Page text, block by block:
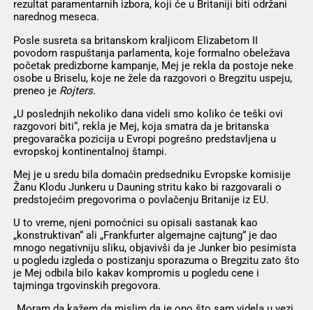
rezultat paramentarnih izbora, koji će u Britaniji biti održani
narednog meseca.
Posle susreta sa britanskom kraljicom Elizabetom II
povodom raspuštanja parlamenta, koje formalno obeležava
početak predizborne kampanje, Mej je rekla da postoje neke
osobe u Briselu, koje ne žele da razgovori o Bregzitu uspeju,
preneo je Rojters.
„U poslednjih nekoliko dana videli smo koliko će teški ovi
razgovori biti“, rekla je Mej, koja smatra da je britanska
pregovaračka pozicija u Evropi pogrešno predstavljena u
evropskoj kontinentalnoj štampi.
Mej je u sredu bila domaćin predsedniku Evropske komisije
Žanu Klodu Junkeru u Dauning stritu kako bi razgovarali o
predstojećim pregovorima o povlačenju Britanije iz EU.
U to vreme, njeni pomoćnici su opisali sastanak kao
„konstruktivan“ ali „Frankfurter algemajne cajtung“ je dao
mnogo negativniju sliku, objavivši da je Junker bio pesimista
u pogledu izgleda o postizanju sporazuma o Bregzitu zato što
je Mej odbila bilo kakav kompromis u pogledu cene i
tajminga trgovinskih pregovora.